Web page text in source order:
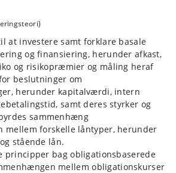
at investere samt forklare basale
og finansiering, herunder afkast,
og risikopræmier og måling heraf
beslutninger om
herunder kapitalværdi, intern
samt deres styrker og
sammenhæng
mellem forskelle låntyper, herunder
stående lån.
principper bag obligationsbaserede
mellem obligationskurser